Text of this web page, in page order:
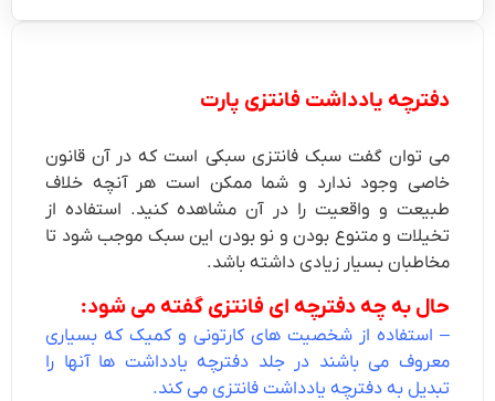
دفترچه یادداشت فانتزی پارت
می توان گفت سبک فانتزی سبکی است که در آن قانون
خاصی وجود ندارد و شما ممکن است هر آنچه خلاف
طبیعت و واقعیت را در آن مشاهده کنید. استفاده از
تخیلات و متنوع بودن و نو بودن این سبک موجب شود تا
مخاطبان بسیار زیادی داشته باشد.
حال به چه دفترچه ای فانتزی گفته می شود:
– استفاده از شخصیت های کارتونی و کمیک که بسیاری
معروف می باشند در جلد دفترچه یادداشت ها آنها را
تبدیل به دفترچه یادداشت فانتزی می کند.